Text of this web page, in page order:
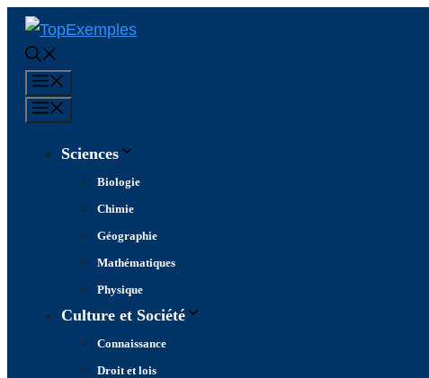
Aller
contenu
Sciences
Biologie
Chimie
Géographie
Mathématiques
Physique
Culture et Société
Connaissance
Droit et lois